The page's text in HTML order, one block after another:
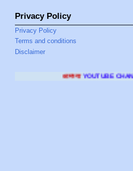
Privacy Policy
Privacy Policy
Terms and conditions
Disclaimer
YOUTUBE CHANNELला भेट